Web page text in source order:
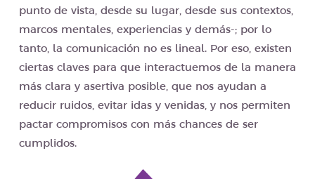
punto de vista, desde su lugar, desde sus contextos,
marcos mentales, experiencias y demás-; por lo
tanto, la comunicación no es lineal. Por eso, existen
ciertas claves para que interactuemos de la manera
más clara y asertiva posible, que nos ayudan a
reducir ruidos, evitar idas y venidas, y nos permiten
pactar compromisos con más chances de ser
cumplidos.